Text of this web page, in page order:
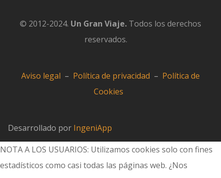
© 2012-2024. Un Gran Viaje. Todos los derechos
reservados.
Aviso legal – Política de privacidad – Política de
Cookies
Desarrollado por IngeniApp
NOTA A LOS USUARIOS: Utilizamos cookies solo con fines
estadísticos como casi todas las páginas web. ¿Nos